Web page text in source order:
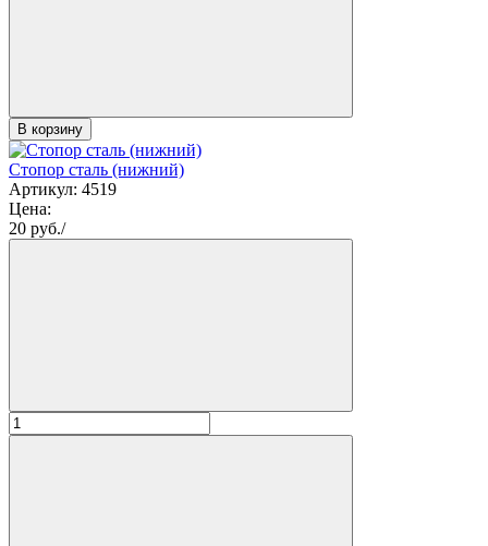
В корзину
Стопор сталь (нижний)
Артикул: 4519
Цена:
20 руб./